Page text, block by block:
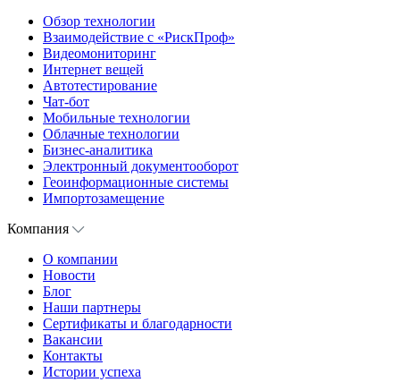
Обзор технологии
Взаимодействие с «РискПроф»
Видеомониторинг
Интернет вещей
Автотестирование
Чат-бот
Мобильные технологии
Облачные технологии
Бизнес-аналитика
Электронный документооборот
Геоинформационные системы
Импортозамещение
Компания
О компании
Новости
Блог
Наши партнеры
Сертификаты и благодарности
Вакансии
Контакты
Истории успеха